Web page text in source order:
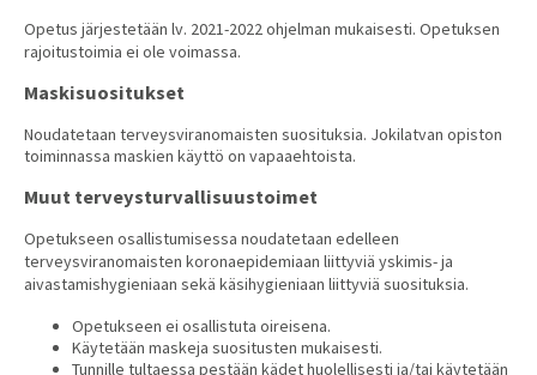
Opetus järjestetään lv. 2021-2022 ohjelman mukaisesti. Opetuksen
rajoitustoimia ei ole voimassa.
Maskisuositukset
Noudatetaan terveysviranomaisten suosituksia. Jokilatvan opiston
toiminnassa maskien käyttö on vapaaehtoista.
Muut terveysturvallisuustoimet
Opetukseen osallistumisessa noudatetaan edelleen
terveysviranomaisten koronaepidemiaan liittyviä yskimis- ja
aivastamishygieniaan sekä käsihygieniaan liittyviä suosituksia.
Opetukseen ei osallistuta oireisena.
Käytetään maskeja suositusten mukaisesti.
Tunnille tultaessa pestään kädet huolellisesti ja/tai käytetään